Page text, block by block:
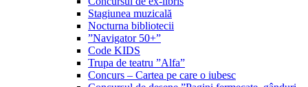
Stagiunea muzicală
Nocturna bibliotecii
”Navigator 50+”
Code KIDS
Trupa de teatru ”Alfa”
Concurs – Cartea pe care o iubesc